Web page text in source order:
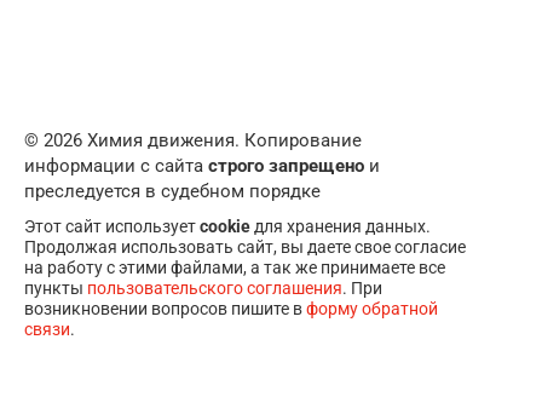
© 2026 Химия движения. Копирование
информации с сайта строго запрещено и
преследуется в судебном порядке
Этот сайт используетcookie для хранения данных.
Продолжая использовать сайт, вы даете свое согласие
на работу с этими файлами, а так же принимаете все
пункты пользовательского соглашения. При
возникновении вопросов пишите вформу обратной
связи.